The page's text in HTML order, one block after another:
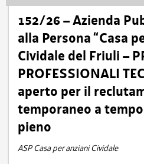
152/26 – Azienda
alla Persona “Casa
Cividale del Friuli –
PROFESSIONALI
aperto per il
temporaneo a
pieno
ASP Casa per anziani Cividale